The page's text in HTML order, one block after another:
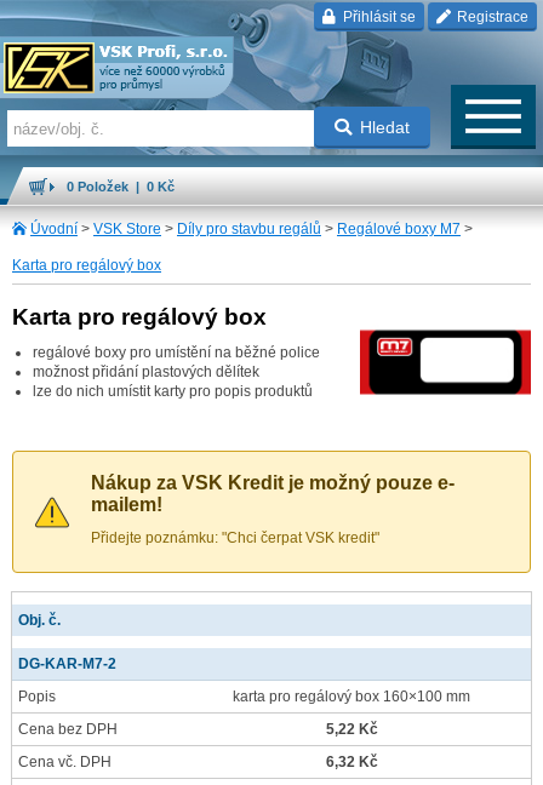
Přihlásit se Registrace
Hledat
0 Položek | 0 Kč
Úvodní > VSK Store > Díly pro stavbu regálů > Regálové boxy M7 >
Karta pro regálový box
Karta pro regálový box
regálové boxy pro umístění na běžné police
možnost přidání plastových dělítek
lze do nich umístit karty pro popis produktů
Nákup za VSK Kredit je možný pouze e-
mailem!
Přidejte poznámku: "Chci čerpat VSK kredit"
Obj. č.
DG-KAR-M7-2
Popis
karta pro regálový box 160×100 mm
Cena bez DPH
5,22 Kč
Cena vč. DPH
6,32 Kč